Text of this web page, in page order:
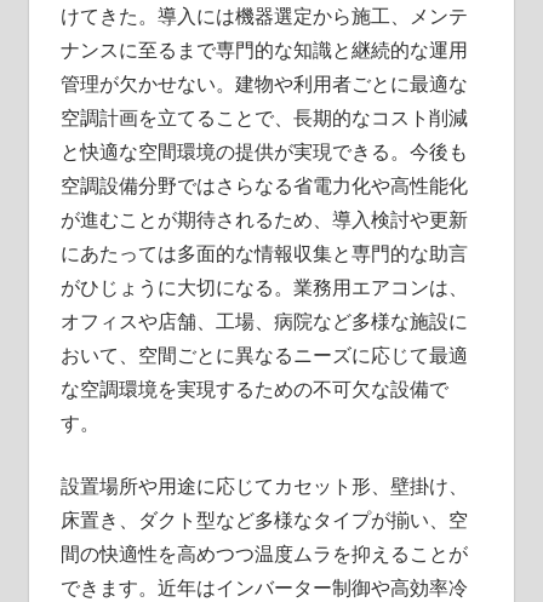
けてきた。導入には機器選定から施工、メンテ
ナンスに至るまで専門的な知識と継続的な運用
管理が欠かせない。建物や利用者ごとに最適な
空調計画を立てることで、長期的なコスト削減
と快適な空間環境の提供が実現できる。今後も
空調設備分野ではさらなる省電力化や高性能化
が進むことが期待されるため、導入検討や更新
にあたっては多面的な情報収集と専門的な助言
がひじょうに大切になる。業務用エアコンは、
オフィスや店舗、工場、病院など多様な施設に
おいて、空間ごとに異なるニーズに応じて最適
な空調環境を実現するための不可欠な設備で
す。
設置場所や用途に応じてカセット形、壁掛け、
床置き、ダクト型など多様なタイプが揃い、空
間の快適性を高めつつ温度ムラを抑えることが
できます。近年はインバーター制御や高効率冷